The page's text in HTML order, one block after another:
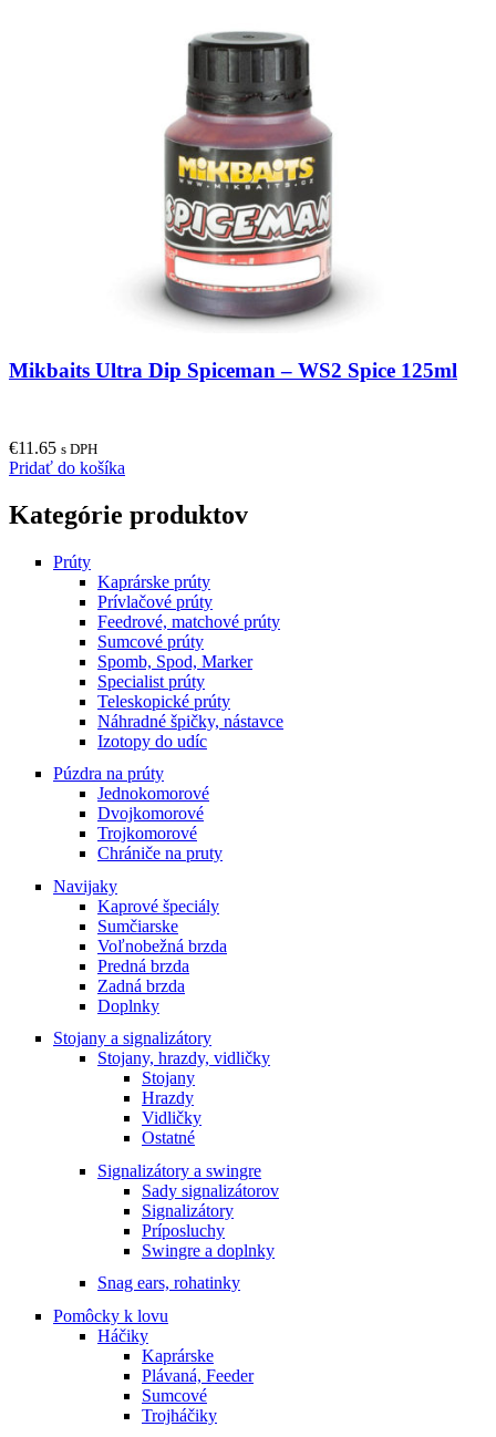
Mikbaits Ultra Dip Spiceman – WS2 Spice 125ml
€11.65 s DPH
Pridať do košíka
Kategórie produktov
Prúty
Kaprárske prúty
Prívlačové prúty
Feedrové, matchové prúty
Sumcové prúty
Spomb, Spod, Marker
Specialist prúty
Teleskopické prúty
Náhradné špičky, nástavce
Izotopy do udíc
Púzdra na prúty
Jednokomorové
Dvojkomorové
Trojkomorové
Chrániče na pruty
Navijaky
Kaprové špeciály
Sumčiarske
Voľnobežná brzda
Predná brzda
Zadná brzda
Doplnky
Stojany a signalizátory
Stojany, hrazdy, vidličky
Stojany
Hrazdy
Vidličky
Ostatné
Signalizátory a swingre
Sady signalizátorov
Signalizátory
Príposluchy
Swingre a doplnky
Snag ears, rohatinky
Pomôcky k lovu
Háčiky
Kaprárske
Plávaná, Feeder
Sumcové
Trojháčiky